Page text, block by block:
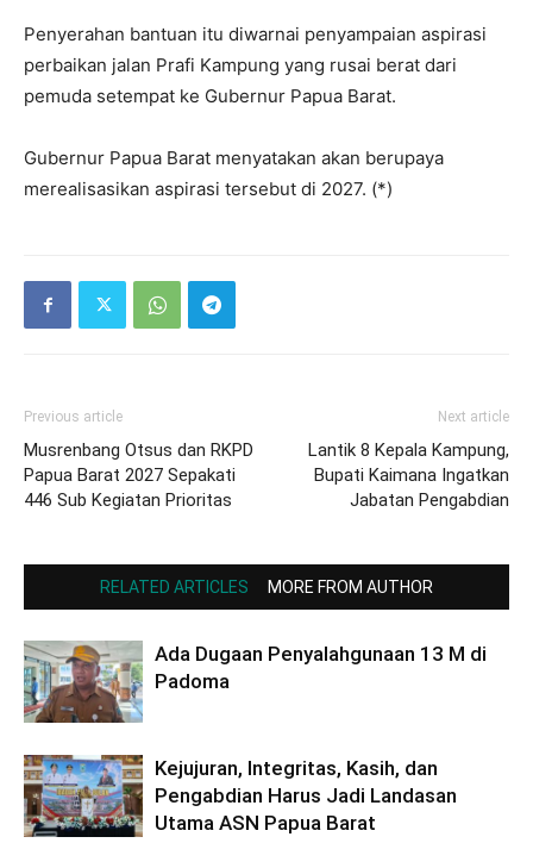
Penyerahan bantuan itu diwarnai penyampaian aspirasi
perbaikan jalan Prafi Kampung yang rusai berat dari
pemuda setempat ke Gubernur Papua Barat.
Gubernur Papua Barat menyatakan akan berupaya
merealisasikan aspirasi tersebut di 2027. (*)
Previous article
Musrenbang Otsus dan RKPD
Papua Barat 2027 Sepakati
446 Sub Kegiatan Prioritas
Next article
Lantik 8 Kepala Kampung,
Bupati Kaimana Ingatkan
Jabatan Pengabdian
RELATED ARTICLES MORE FROM AUTHOR
Ada Dugaan Penyalahgunaan 13 M di
Padoma
Kejujuran, Integritas, Kasih, dan
Pengabdian Harus Jadi Landasan
Utama ASN Papua Barat